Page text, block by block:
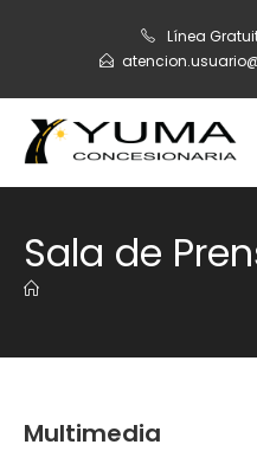
Línea
Sala de
Multimedia